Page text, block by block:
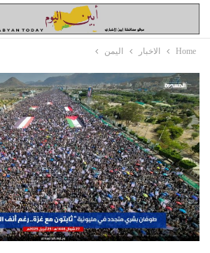
Home الاخبار اليمن